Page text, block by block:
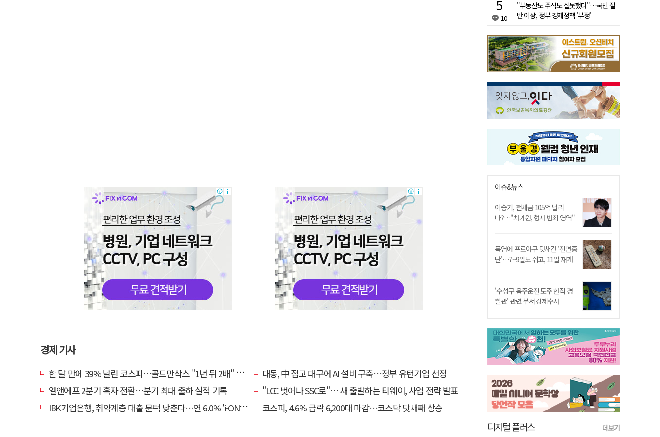
경제 기사
한 달 만에 39% 날린 코스피…골드만삭스 "1년 뒤 2배" 예상, 왜?
대동, 中 접고 대구에 AI 설비 구축…정부 유턴기업 선정
엘앤에프 2분기 흑자 전환…분기 최대 출하 실적 기록
"LCC 벗어나 SSC로"… 새 출발하는 티웨이, 사업 전략 발표
IBK기업은행, 취약계층 대출 문턱 낮춘다…연 6.0% 'i-ONE 햇살론 특례보증' 비대면 출시
코스피, 4.6% 급락 6,200대 마감…코스닥 닷새째 상승
10
"부동산도 주식도 잘못했다"…국민 절
반 이상, 정부 경제정책 '부정'
이슈&뉴스
이승기, 전세금 105억 날리
나?…"차가원, 형사 범죄 영역"
폭염에 프로야구 닷새간 '전면중
단'…7~9일도 쉬고, 11일 재개
'수성구 음주운전 도주 현직 경
찰관' 관련 부서 강제수사
디지털 플러스 더보기